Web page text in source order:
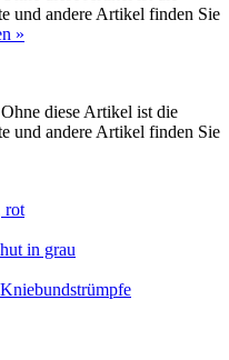
und andere Artikel finden Sie
»
diese Artikel ist die
und andere Artikel finden Sie
rot
in grau